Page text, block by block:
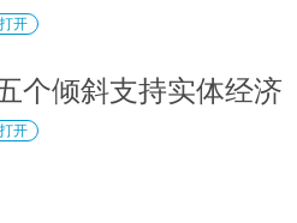
开
个倾斜支持实体经济
开